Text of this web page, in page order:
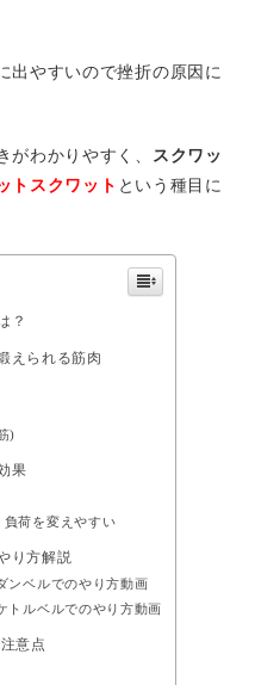
出やすいので挫折の原因に
がわかりやすく、
スクワッ
トスクワット という種目に
？
えられる筋肉
)
果
負荷を変えやすい
り方解説
ンベルでのやり方動画
トルベルでのやり方動画
意点